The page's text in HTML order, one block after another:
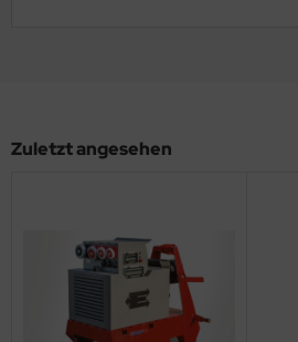
Zuletzt angesehen